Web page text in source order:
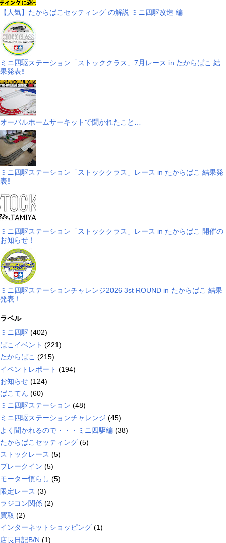
【人気】たからばこセッティング の解説 ミニ四駆改造 編
ミニ四駆ステーション「ストッククラス」7月レース in たからばこ 結
果発表‼
オーバルホームサーキットで聞かれたこと…
ミニ四駆ステーション「ストッククラス」レース in たからばこ 結果発
表‼
ミニ四駆ステーション「ストッククラス」レース in たからばこ 開催の
お知らせ！
ミニ四駆ステーションチャレンジ2026 3st ROUND in たからばこ 結果
発表！
ラベル
ミニ四駆 (402)
ばこイベント (221)
たからばこ (215)
イベントレポート (194)
お知らせ (124)
ばこてん (60)
ミニ四駆ステーション (48)
ミニ四駆ステーションチャレンジ (45)
よく聞かれるので・・・ミニ四駆編 (38)
たからばこセッティング (5)
ストックレース (5)
ブレークイン (5)
モーター慣らし (5)
限定レース (3)
ラジコン関係 (2)
買取 (2)
インターネットショッピング (1)
店長日記B/N (1)